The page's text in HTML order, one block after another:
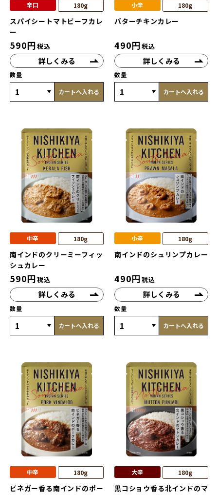
辛口 180g
スパイシートマトビーフカレ
ー
590円税込
詳しくみる
数量
カートへ入れる
小辛 180g
バターチキンカレー
490円税込
詳しくみる
数量
カートへ入れる
中辛 180g
南インドのクリーミーフィッ
シュカレー
590円税込
詳しくみる
数量
カートへ入れる
小辛 180g
南インドのシュリンプカレー
490円税込
詳しくみる
数量
カートへ入れる
中辛 180g
ビネガー香る南インドのポー
大辛 180g
黒コショウ香る北インドのマ